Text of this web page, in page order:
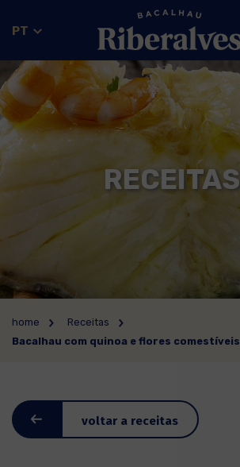
PT
RECEITAS
home
Receitas
Bacalhau com quinoa e flores comestíveis
voltar a receitas